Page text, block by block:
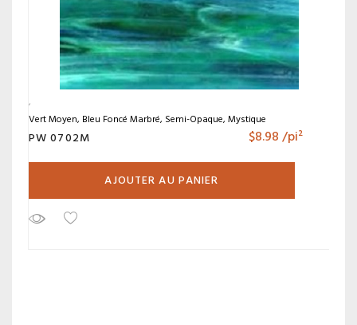
Vert Moyen, Bleu Foncé Marbré, Semi-Opaque, Mystique
PW 0702M $8.98/pi²
AJOUTER AU PANIER